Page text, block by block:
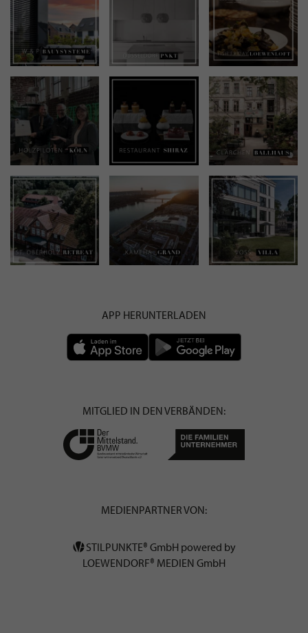
APP HERUNTERLADEN
MITGLIED IN DEN VERBÄNDEN:
MEDIENPARTNER VON:
STILPUNKTE® GmbH powered by
LOEWENDORF® MEDIEN GmbH